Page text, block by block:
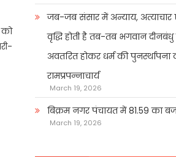
को
जब-जब संसार में अन्याय, अत्याचार
वृद्धि होती है तब-तब भगवान
अवतरित होकर धर्म की पुनर्स्थापना
रामप्रपन्नाचार्य
March 19, 2026
बिक्रम नगर पंचायत में 81.59 का
March 19, 2026